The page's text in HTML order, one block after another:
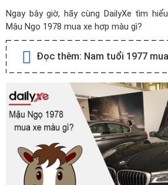
Ngay bây giờ, hãy cùng DailyXe tìm
Mậu Ngọ 1978 mua xe hợp màu gì?
Đọc thêm: Nam tuổi 1977